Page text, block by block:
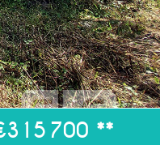
700 **